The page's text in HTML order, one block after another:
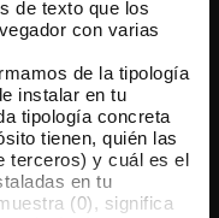
de texto que los
con varias
de la tipología
instalar en tu
tipología concreta
tienen, quién las
terceros) y cuál es el
en tu
(0), significa